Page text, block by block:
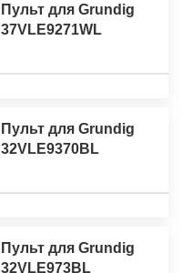
Пульт для Grundig
37VLE9271WL
Пульт для Grundig
32VLE9370BL
Пульт для Grundig
32VLE973BL